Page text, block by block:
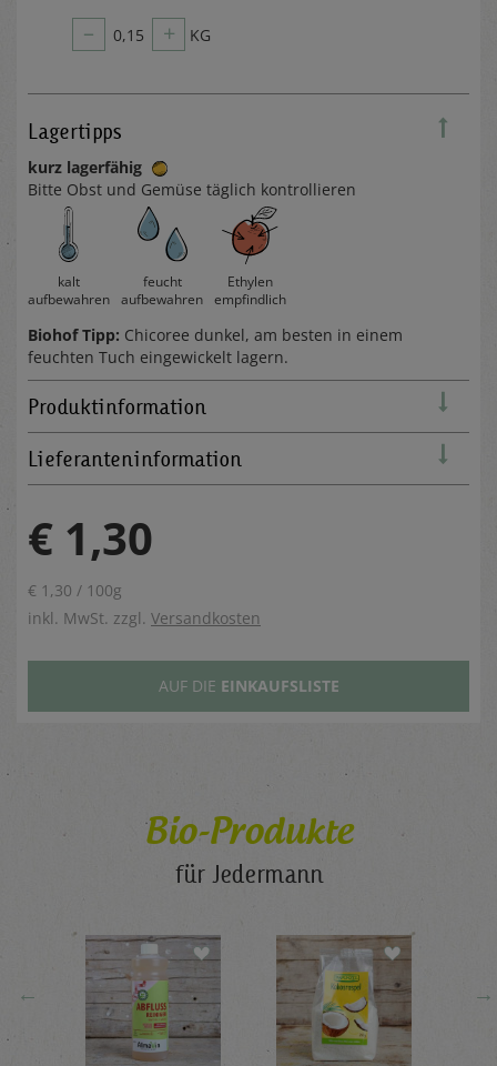
– 0,15 + KG
Lagertipps
kurz lagerfähig
Bitte Obst und Gemüse täglich kontrollieren
kalt
aufbewahren
feucht
aufbewahren
Ethylen
empfindlich
Biohof Tipp: Chicoree dunkel, am besten in einem
feuchten Tuch eingewickelt lagern.
Produktinformation
Lieferanteninformation
€ 1,30
€ 1,30 / 100g
inkl. MwSt. zzgl. Versandkosten
AUF DIE EINKAUFSLISTE
Bio-Produkte
für Jedermann
← →